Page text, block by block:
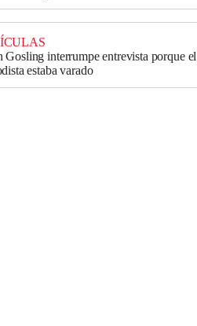
Gosling interrumpe entrevista porque el
estaba varado